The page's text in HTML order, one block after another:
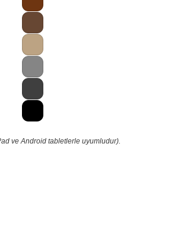
ve Android tabletlerle uyumludur).